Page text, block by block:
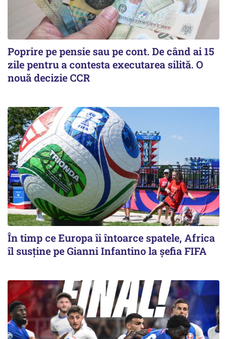
Poprire pe pensie sau pe cont. De când ai 15
zile pentru a contesta executarea silită. O
nouă decizie CCR
În timp ce Europa îi întoarce spatele, Africa
îl susține pe Gianni Infantino la șefia FIFA